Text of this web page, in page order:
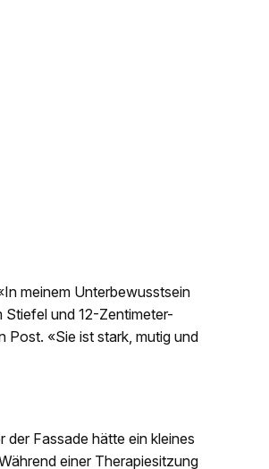
meinem Unterbewusstsein
Stiefel und 12-Zentimeter-
Post. «Sie ist stark, mutig und
der Fassade hätte ein kleines
einer Therapiesitzung